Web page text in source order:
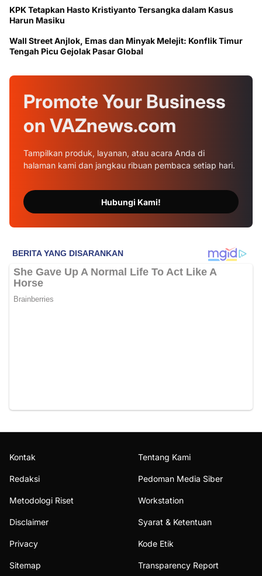
KPK Tetapkan Hasto Kristiyanto Tersangka dalam Kasus
Harun Masiku
Wall Street Anjlok, Emas dan Minyak Melejit: Konflik Timur
Tengah Picu Gejolak Pasar Global
Promote Your Business
on VAZnews.com
Tampilkan produk, layanan, atau acara Anda di
halaman kami dan jangkau ribuan pembaca setiap hari.
Hubungi Kami!
Kontak Tentang Kami
Redaksi Pedoman Media Siber
Metodologi Riset Workstation
Disclaimer Syarat & Ketentuan
Privacy Kode Etik
Sitemap Transparency Report